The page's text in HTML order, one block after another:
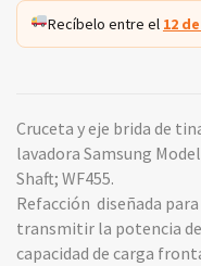
Recíbelo entre el 12
Cruceta y eje brida de
lavadora Samsung
Shaft; WF455.
Refacción diseñada
transmitir la potencia
capacidad de carga